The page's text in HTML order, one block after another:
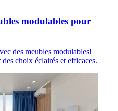
modulables pour
des meubles modulables!
choix éclairés et efficaces.